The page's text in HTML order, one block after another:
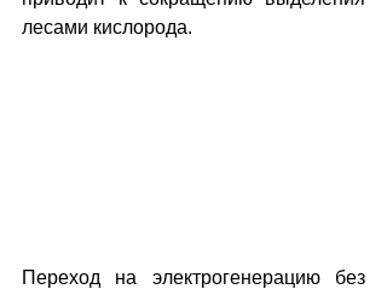
лесами кислорода.
Переход на электрогенерацию без